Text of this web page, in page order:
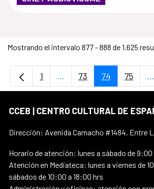
Mostrando el intervalo 877 - 888 de 1.625
Página
1 ...Páginas intermedias
Página
73 Página
74 Página
75 ...
CCEB | CENTRO CULTURAL DE
Dirección: Avenida Camacho #1484. Entre
Horario de atención: lunes a sábado de 9:00
Atención en Mediateca: lunes a viernes de
sábados de 10:00 a 18:00 hrs